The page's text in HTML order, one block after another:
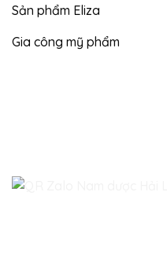
Sản phẩm Eliza
Gia công mỹ phẩm